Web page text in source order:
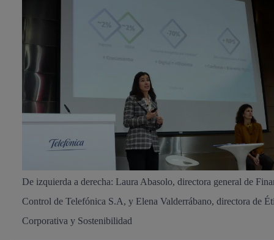
De izquierda a derecha: Laura Abasolo, directora general de
Control de Telefónica S.A, y Elena Valderrábano, directora de
Corporativa y Sostenibilidad